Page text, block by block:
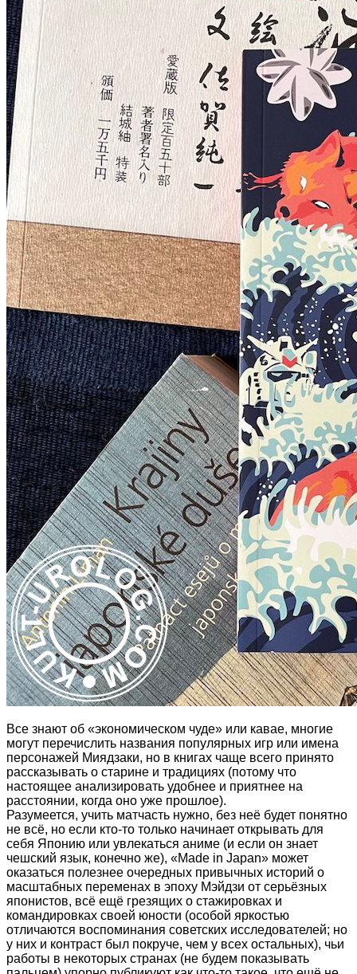
Все знают об «экономическом чуде» или кавае, многие
могут перечислить названия популярных игр или имена
персонажей Миядзаки, но в книгах чаще всего принято
рассказывать о старине и традициях (потому что
настоящее анализировать удобнее и приятнее на
расстоянии, когда оно уже прошлое).
Разумеется, учить матчасть нужно, без неё будет понятно
не всё, но если кто-то только начинает открывать для
себя Японию или увлекаться аниме (и если он знает
чешский язык, конечно же), «Made in Japan» может
оказаться полезнее очередных привычных историй о
масштабных переменах в эпоху Мэйдзи от серьёзных
японистов, всё ещё грезящих о стажировках и
командировках своей юности (особой яркостью
отличаются воспоминания советских исследователей; но
у них и контраст был покруче, чем у всех остальных), чьи
работы в некоторых странах (не будем показывать